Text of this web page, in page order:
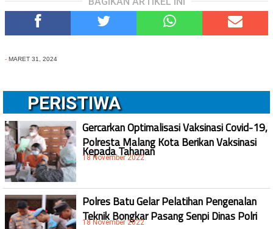
- MARET 31, 2024
PERISTIWA
Gercarkan Optimalisasi Vaksinasi Covid-19,
Polresta Malang Kota Berikan Vaksinasi
Kepada Tahanan
18 November 2022
Polres Batu Gelar Pelatihan Pengenalan
Teknik Bongkar Pasang Senpi Dinas Polri
18 November 2022